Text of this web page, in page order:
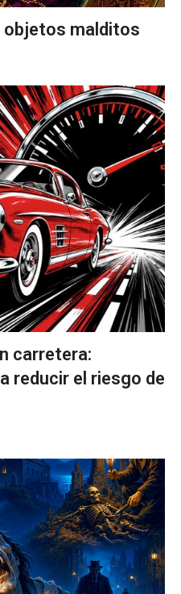
objetos malditos
carretera:
reducir el riesgo de